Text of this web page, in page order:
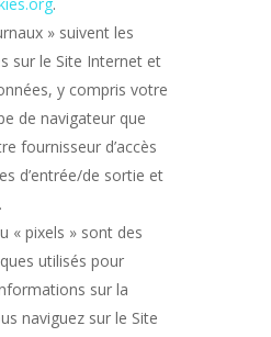
» suivent les
sur le Site Internet et
y compris votre
de navigateur que
fournisseur d’accès
d’entrée/de sortie et
« pixels » sont des
utilisés pour
sur la
naviguez sur le Site